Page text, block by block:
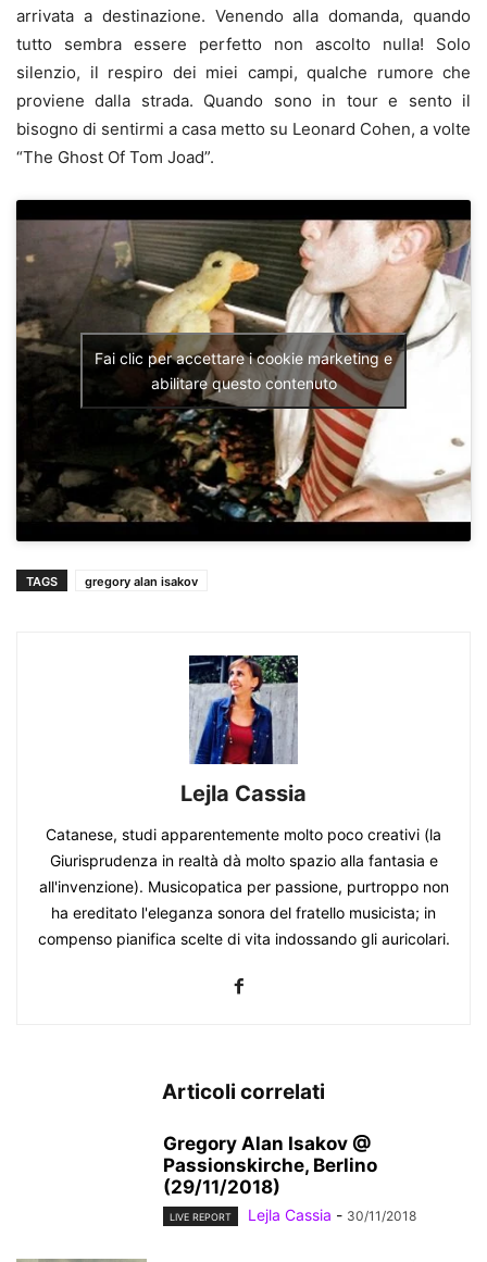
arrivata a destinazione. Venendo alla domanda, quando
tutto sembra essere perfetto non ascolto nulla! Solo
silenzio, il respiro dei miei campi, qualche rumore che
proviene dalla strada. Quando sono in tour e sento il
bisogno di sentirmi a casa metto su Leonard Cohen, a volte
“The Ghost Of Tom Joad”.
Fai clic per accettare i cookie marketing e
abilitare questo contenuto
TAGS gregory alan isakov
Lejla Cassia
Catanese, studi apparentemente molto poco creativi (la
Giurisprudenza in realtà dà molto spazio alla fantasia e
all'invenzione). Musicopatica per passione, purtroppo non
ha ereditato l'eleganza sonora del fratello musicista; in
compenso pianifica scelte di vita indossando gli auricolari.
Articoli correlati
Gregory Alan Isakov @
Passionskirche, Berlino
(29/11/2018)
LIVE REPORT Lejla Cassia - 30/11/2018